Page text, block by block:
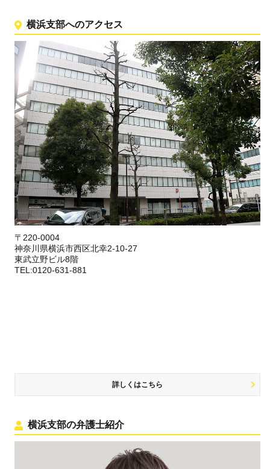
横浜支部へのアクセス
〒220-0004
神奈川県横浜市西区北幸2-10-27
東武立野ビル8階
TEL:0120-631-881
詳しくはこちら
横浜支部の弁護士紹介